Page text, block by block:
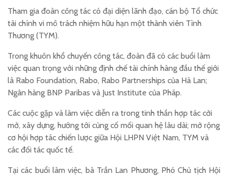
Tham gia đoàn công tác có đại diện lãnh đạo, cán bộ Tổ chức
tài chính vi mô trách nhiệm hữu hạn một thành viên Tình
Thương (TYM).
Trong khuôn khổ chuyến công tác, đoàn đã có các buổi làm
việc quan trọng với những định chế tài chính hàng đầu thế giới
là Rabo Foundation, Rabo, Rabo Partnerships của Hà Lan;
Ngân hàng BNP Paribas và Just Institute của Pháp.
Các cuộc gặp và làm việc diễn ra trong tinh thần hợp tác cởi
mở, xây dựng, hướng tới củng cố mối quan hệ lâu dài; mở rộng
cơ hội hợp tác chiến lược giữa Hội LHPN Việt Nam, TYM và
các đối tác quốc tế.
Tại các buổi làm việc, bà Trần Lan Phương, Phó Chủ tịch Hội